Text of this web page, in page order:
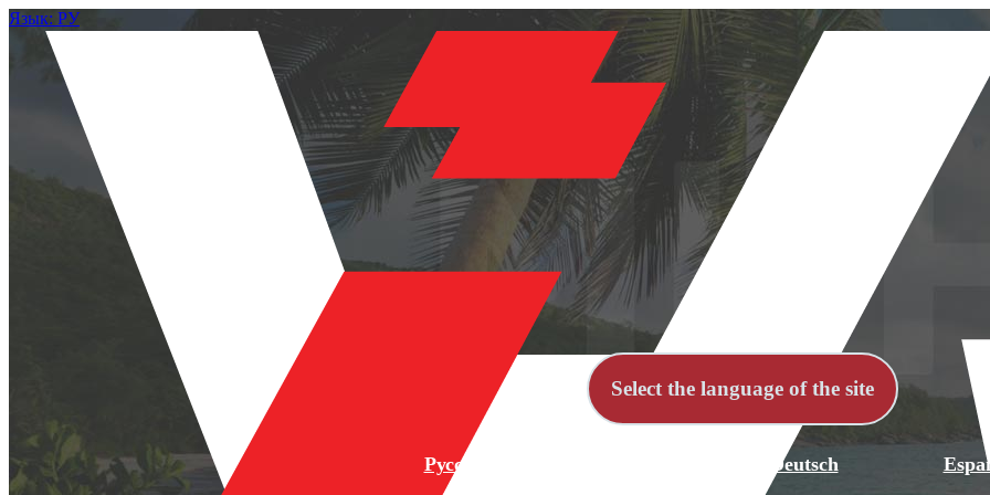
Язык: РУ
Select the language of the site
Русский Deutsch